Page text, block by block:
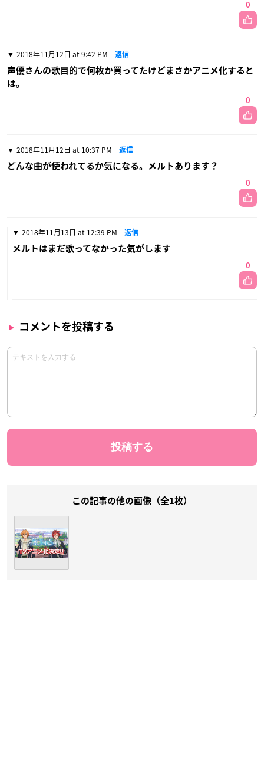
0
2018年11月12日 at 9:42 PM 返信
声優さんの歌目的で何枚か買ってたけどまさかアニメ化すると
は。
0
2018年11月12日 at 10:37 PM 返信
どんな曲が使われてるか気になる。メルトあります？
0
2018年11月13日 at 12:39 PM 返信
メルトはまだ歌ってなかった気がします
0
コメントを投稿する
この記事の他の画像（全1枚）